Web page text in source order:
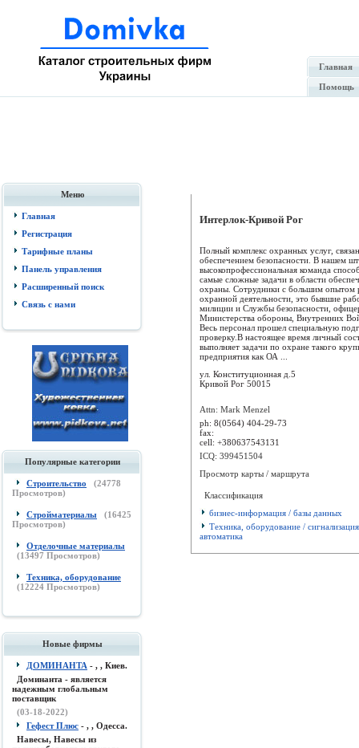
Главная
Помощь
Меню
Главная
Регистрация
Тарифные планы
Панель управления
Расширенный поиск
Связь с нами
Популярные категории
Строительство (24778
Просмотров)
Стройматериалы (16425
Просмотров)
Отделочные материалы
(13497 Просмотров)
Техника, оборудование
(12224 Просмотров)
Новые фирмы
ДОМИНАНТА - , , Киев.
Доминанта - является
надежным глобальным
поставщик
(03-18-2022)
Гефест Плюс - , , Одесса.
Навесы, Навесы из
Интерлок-Кривой Рог
Полный комплекс охранных услуг,
обеспечением безопасности. В нашем
высокопрофессиональная команда
самые сложные задачи в области
охраны. Сотрудники с большим опытом
охранной деятельности, это бывшие
милиции и Службы безопасности,
Министерства обороны, Внутренних
Весь персонал прошел специальную
проверку.В настоящее время личный
выполняет задачи по охране такого
предприятия как ОА ...
ул. Конституционная д.5
Кривой Рог 50015
Attn: Mark Menzel
ph: 8(0564) 404-29-73
fax:
cell: +380637543131
ICQ: 399451504
Просмотр карты / маршрута
Классификация
бизнес-информация / базы данных
Техника, оборудование /
автоматика